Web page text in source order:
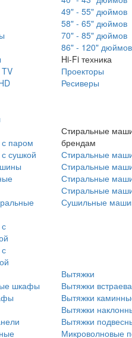
49" - 55" дюймов
58" - 65" дюймов
70" - 85" дюймов
86" - 120" дюймов
Hi-Fi техника
Проекторы
Ресиверы
паром
сушкой
Стиральные
брендам
Стиральные
Стиральные
Стиральные
Стиральные
Сушильные
шкафы
Вытяжки
Вытяжки
Вытяжки
Вытяжки
Вытяжки
Микроволновые